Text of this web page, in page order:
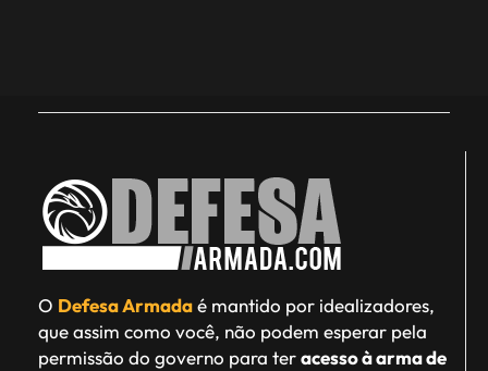
O Defesa Armadaé mantido por idealizadores,
que assim como você, não podem esperar pela
permissão do governo para teracesso à arma de